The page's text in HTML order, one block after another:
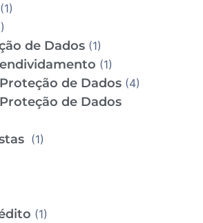
(1)
de Dados (1)
(1)
de Dados (4)
de Dados
(1)
(1)